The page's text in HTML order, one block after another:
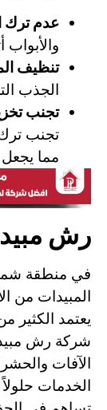
عدم ترك
والأبواب
تنظيف
الجذب
تجنب
تجنب
مما يجعل
رش
في منطقة
المبيدات من
يعتمد
شركة رش
الآفات
الخدمات